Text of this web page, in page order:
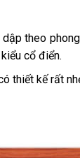
theo
cổ điển.
thiết kế rất